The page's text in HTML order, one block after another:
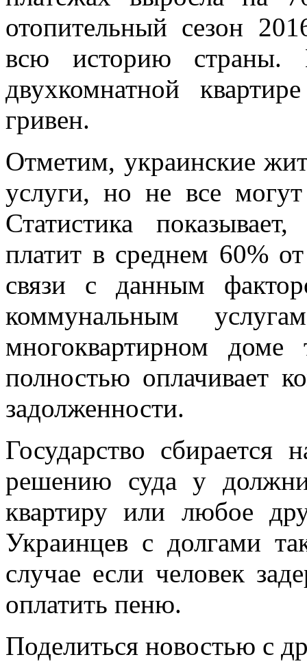
отопительный сезон
всю историю страны.
двухкомнатной
гривен.
Отметим, украинские
услуги, но не все
Статистика
платит в среднем 60%
связи с данным
коммунальным
многоквартирном
полностью оплачивает
задолженности.
Государство сбирается
решению суда у
квартиру или любое
Украинцев с долгами
случае если человек
оплатить пеню.
Поделиться новостью с